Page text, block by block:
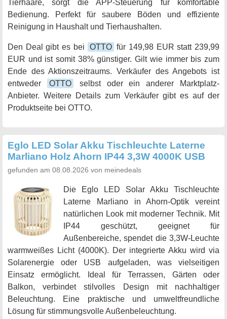
Tierhaare, sorgt die APP-Steuerung für komfortable
Bedienung. Perfekt für saubere Böden und effiziente
Reinigung in Haushalt und Tierhaushalten.
Den Deal gibt es bei OTTO für 149,98 EUR statt 239,99
EUR und ist somit 38% günstiger. Gilt wie immer bis zum
Ende des Aktionszeitraums. Verkäufer des Angebots ist
entweder
OTTO
selbst oder ein anderer Marktplatz-
Anbieter. Weitere Details zum Verkäufer gibt es auf der
Produktseite bei OTTO.
Eglo LED Solar Akku Tischleuchte Laterne
Marliano Holz Ahorn IP44 3,3W 4000K USB
gefunden am 08.08.2026 von meinedeals
Die Eglo LED Solar Akku Tischleuchte
Laterne Marliano in Ahorn-Optik vereint
natürlichen Look mit moderner Technik. Mit
IP44 geschützt, geeignet für
Außenbereiche, spendet die 3,3W-Leuchte
warmweißes Licht (4000K). Der integrierte Akku wird via
Solarenergie oder USB aufgeladen, was vielseitigen
Einsatz ermöglicht. Ideal für Terrassen, Gärten oder
Balkon, verbindet stilvolles Design mit nachhaltiger
Beleuchtung. Eine praktische und umweltfreundliche
Lösung für stimmungsvolle Außenbeleuchtung.